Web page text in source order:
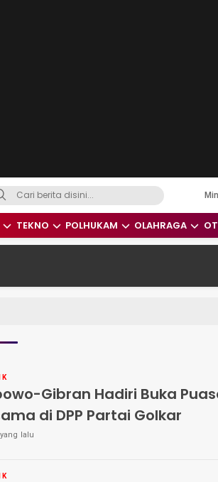
dan Dunia
TEKNO POLHUKAM OLAHRAGA
Gibran Hadiri Buka
di DPP Partai Golkar
lalu